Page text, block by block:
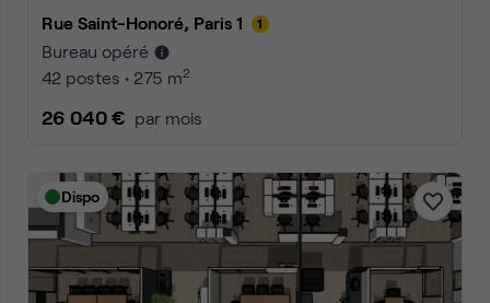
Rue Saint-Honoré, Paris 1
Bureau opéré
42 postes • 275 m2
26 040 € par mois
Dispo